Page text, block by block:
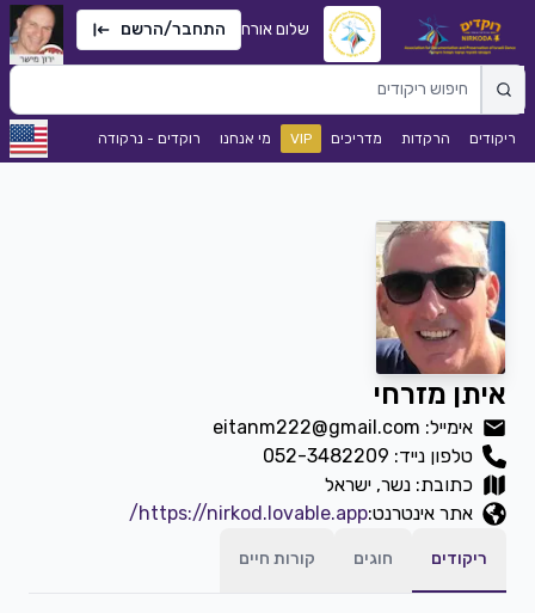
שלום אורח התחבר/הרשם
ריקודים הרקדות מדריכים VIP מי אנחנו רוקדים - נרקודה
איתן מזרחי
אימייל: eitanm222@gmail.com
טלפון נייד: 052-3482209
כתובת: נשר, ישראל
https://nirkod.lovable.app/אתר אינטרנט:
ריקודים חוגים קורות חיים